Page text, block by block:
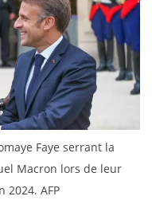
Tunisie
Ceuta :
Faye serrant la
Macron lors de leur
2024. AFP